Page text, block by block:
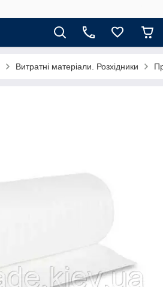
Витратні матеріали. Розхідники